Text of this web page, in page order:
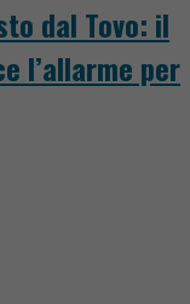
dal Tovo: il
l’allarme per